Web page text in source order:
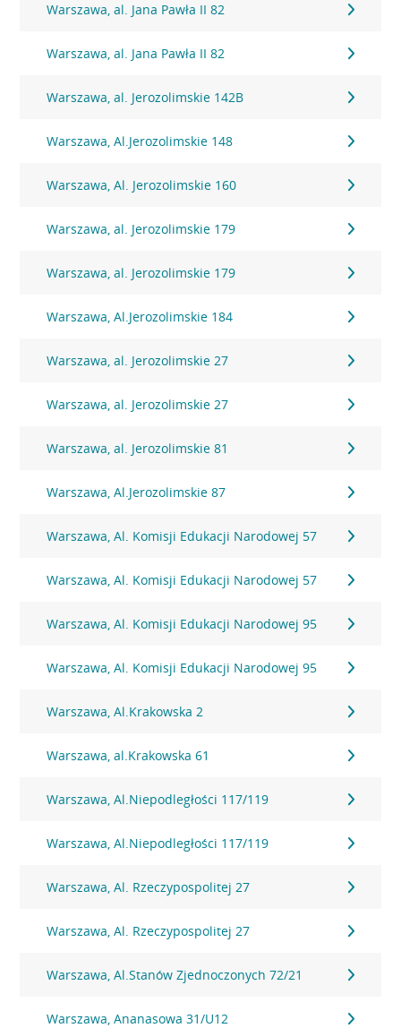
Warszawa, al. Jana Pawła II 82
Warszawa, al. Jana Pawła II 82
Warszawa, al. Jerozolimskie 142B
Warszawa, Al.Jerozolimskie 148
Warszawa, Al. Jerozolimskie 160
Warszawa, al. Jerozolimskie 179
Warszawa, al. Jerozolimskie 179
Warszawa, Al.Jerozolimskie 184
Warszawa, al. Jerozolimskie 27
Warszawa, al. Jerozolimskie 27
Warszawa, al. Jerozolimskie 81
Warszawa, Al.Jerozolimskie 87
Warszawa, Al. Komisji Edukacji Narodowej 57
Warszawa, Al. Komisji Edukacji Narodowej 57
Warszawa, Al. Komisji Edukacji Narodowej 95
Warszawa, Al. Komisji Edukacji Narodowej 95
Warszawa, Al.Krakowska 2
Warszawa, al.Krakowska 61
Warszawa, Al.Niepodległości 117/119
Warszawa, Al.Niepodległości 117/119
Warszawa, Al. Rzeczypospolitej 27
Warszawa, Al. Rzeczypospolitej 27
Warszawa, Al.Stanów Zjednoczonych 72/21
Warszawa, Ananasowa 31/U12